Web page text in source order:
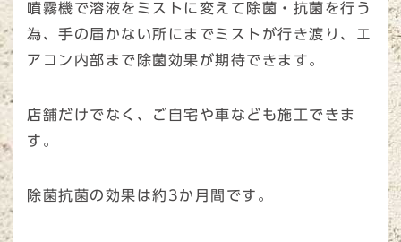
噴霧機で溶液をミストに変えて除菌・抗菌を行う
為、手の届かない所にまでミストが行き渡り、エ
アコン内部まで除菌効果が期待できます。
店舗だけでなく、ご自宅や車なども施工できま
す。
除菌抗菌の効果は約3か月間です。